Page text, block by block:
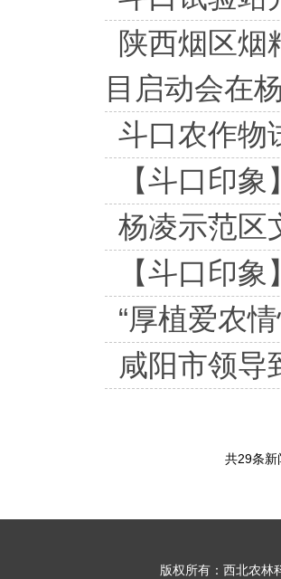
陕西烟区烟
目启动会在
斗口农作物
【斗口印
杨凌示范区
【斗口印
“厚植爱农
咸阳市领导
共29条新
版权所有：西北农